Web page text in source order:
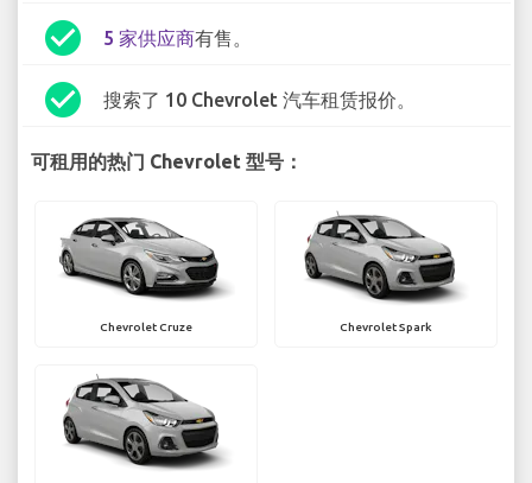
check_circle 5 家供应商有售。
check_circle 搜索了 10 Chevrolet 汽车租赁报价。
可租用的热门 Chevrolet 型号：
Chevrolet Cruze Chevrolet Spark